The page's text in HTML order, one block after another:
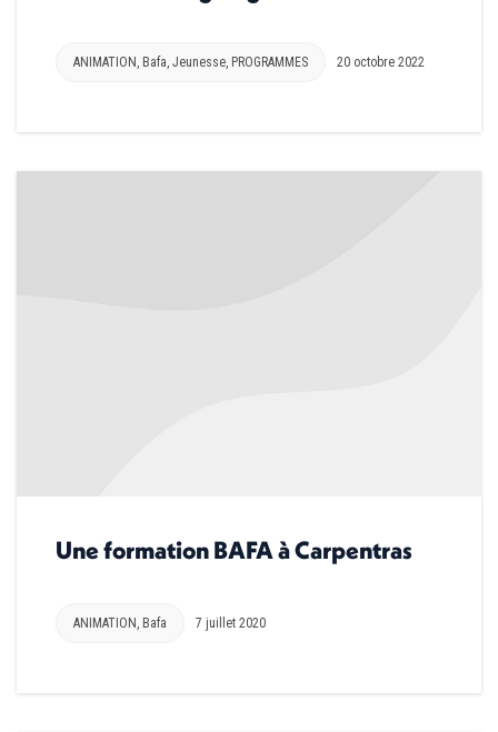
ANIMATION , Bafa, Jeunesse, PROGRAMMES 20 octobre 2022
Une formation BAFA à Carpentras
ANIMATION Bafa 7 juillet 2020